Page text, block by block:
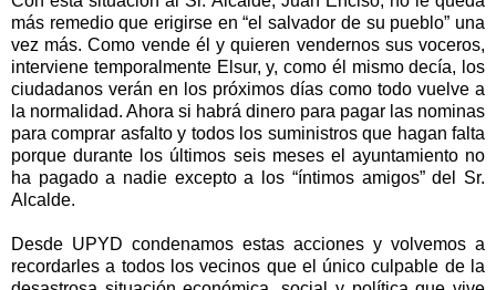
más remedio que erigirse en “el salvador de su pueblo” una
vez más. Como vende él y quieren vendernos sus voceros,
interviene temporalmente Elsur, y, como él mismo decía, los
ciudadanos verán en los próximos días como todo vuelve a
la normalidad. Ahora si habrá dinero para pagar las nominas
para comprar asfalto y todos los suministros que hagan falta
porque durante los últimos seis meses el ayuntamiento no
ha pagado a nadie excepto a los “íntimos amigos” del Sr.
Alcalde.
Desde UPYD condenamos estas acciones y volvemos a
recordarles a todos los vecinos que el único culpable de la